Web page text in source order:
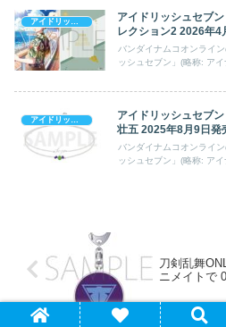
アイドリッシュセブン
アイドリッシュセブ
レクション2 2026年4
バンダイナムコオンライ
ッシュセブン」(略称: アイ
アイドリッシュセブ
壮五 2025年8月9日発
バンダイナムコオンライ
ッシュセブン」(略称: アイ
刀剣乱舞
ニメイトで